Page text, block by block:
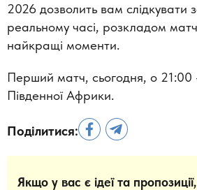
2026 дозволить вам слідкувати
реальному часі, розкладом
найкращі моменти.
Перший матч, сьогодня, о
Південної Африки.
Поділитися:
Якщо у вас є ідеї та